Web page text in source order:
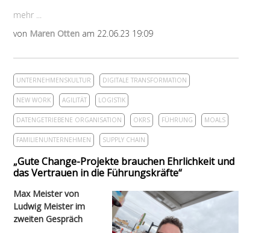
mehr ...
von Maren Otten am 22.06.23 19:09
UNTERNEHMENSKULTUR DIGITALE TRANSFORMATION
NEW WORK AGILITÄT LOGISTIK
DATENGETRIEBENE ORGANISATION OKRS FÜHRUNG MOALS
FAMILIENUNTERNEHMEN SUPPLY CHAIN
„Gute Change-Projekte brauchen Ehrlichkeit und
das Vertrauen in die Führungskräfte“
Max Meister von
Ludwig Meister im
zweiten Gespräch